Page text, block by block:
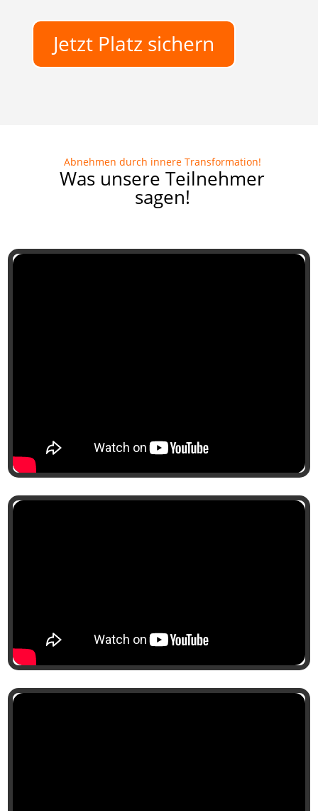
Jetzt Platz sichern
Abnehmen durch innere Transformation!
Was unsere Teilnehmer
sagen!